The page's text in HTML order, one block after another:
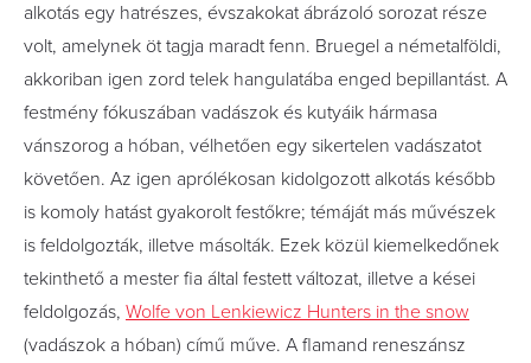
alkotás egy hatrészes, évszakokat ábrázoló sorozat része
volt, amelynek öt tagja maradt fenn. Bruegel a németalföldi,
akkoriban igen zord telek hangulatába enged bepillantást. A
festmény fókuszában vadászok és kutyáik hármasa
vánszorog a hóban, vélhetően egy sikertelen vadászatot
követően. Az igen aprólékosan kidolgozott alkotás később
is komoly hatást gyakorolt festőkre; témáját más művészek
is feldolgozták, illetve másolták. Ezek közül kiemelkedőnek
tekinthető a mester fia által festett változat, illetve a kései
feldolgozás, Wolfe von Lenkiewicz Hunters in the snow
(vadászok a hóban) című műve. A flamand reneszánsz